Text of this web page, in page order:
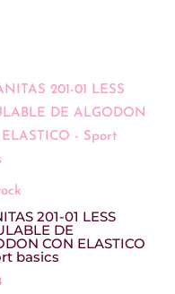
201-01 LESS
DE
CON ELASTICO
basics